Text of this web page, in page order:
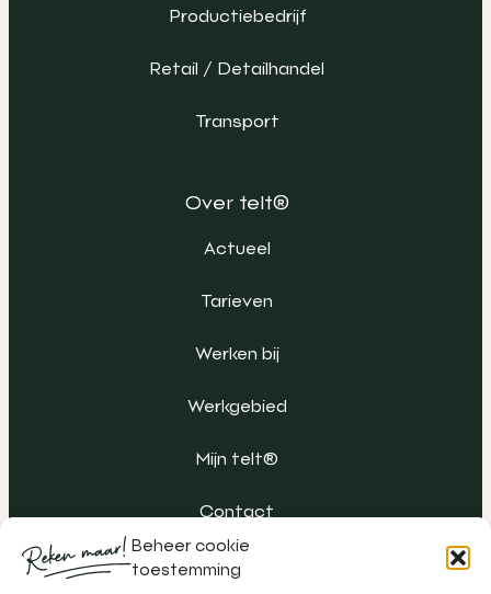
Beheer cookie
toestemming
Productiebedrijf
Retail / Detailhandel
Transport
Over telt®
Actueel
Tarieven
Werken bij
Werkgebied
Mijn telt®
Contact